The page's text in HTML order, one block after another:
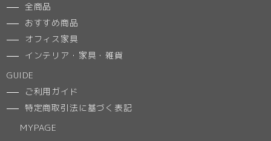
全商品
おすすめ商品
オフィス家具
インテリア・家具・雑貨
GUIDE
ご利用ガイド
特定商取引法に基づく表記
MYPAGE